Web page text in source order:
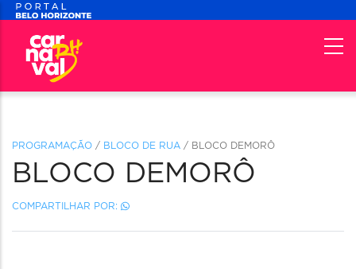
PROGRAMAÇÃO / BLOCO DE RUA / BLOCO DEMORÔ
BLOCO DEMORÔ
COMPARTILHAR POR: